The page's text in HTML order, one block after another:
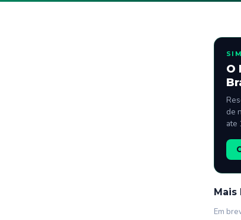
O
de
ate
Mais
Em